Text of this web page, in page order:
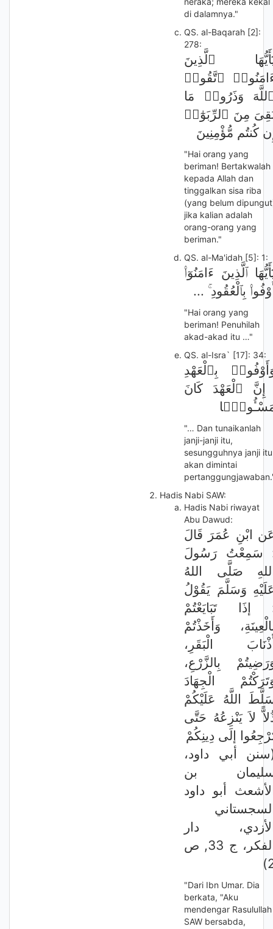
di dalamnya."
QS. al-Baqarah [2]:
278:
ٱلَّذِينَ
ٱتَّقُوا۟
وَذَرُوا۟ مَا
مِنَ ٱلرِّبَوٰٓا۟
كُنتُم مُّؤْمِنِينَ
"Hai orang yang
beriman! Bertakwalah
kepada Allah dan
tinggalkan sisa riba
(yang belum
jika kalian adalah
orang-orang yang
beriman."
QS. al-Ma'idah [5]: 1:
ٱلَّذِينَ ءَامَنُوٓا۟
بِٱلْعُقُودِ ۚ ...
"Hai orang yang
beriman! Penuhilah
akad-akad itu …"
QS. al-Isra` [17]: 34:
بِٱلْعَهْدِ
ٱلْعَهْدَ كَانَ
"… Dan tunaikanlah
janji-janji itu,
sesungguhnya janji itu
akan dimintai
Hadis Nabi SAW:
Hadis Nabi riwayat
Abu Dawud:
ابْنِ عُمَرَ قَالَ
سَمِعْتُ رَسُولَ
صَلَّى اللهُ
وَسَلَّمَ يَقُوْلُ
إذَا تَبَايَعْتُمْ
وَأَخَذْتُمْ
الْبَقَرِ،
بِالزَّرْعِ،
الْجِهَادَ
اللَّهُ عَلَيْكُمْ
لاَ يَنْزِعُهُ حَتَّى
إلَى دِينِكُمْ
أبي داود،
بن
أبو داود
دار
الفكر، ج 33, ص
"Dari Ibn Umar. Dia
berkata, "Aku
mendengar Rasulullah
SAW bersabda,